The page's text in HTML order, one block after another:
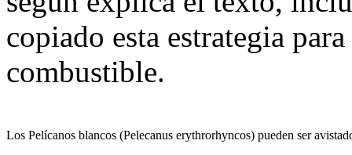
copiado esta estrategia
combustible.
Los Pelícanos blancos (Pelecanus erythrorhyncos) pueden ser